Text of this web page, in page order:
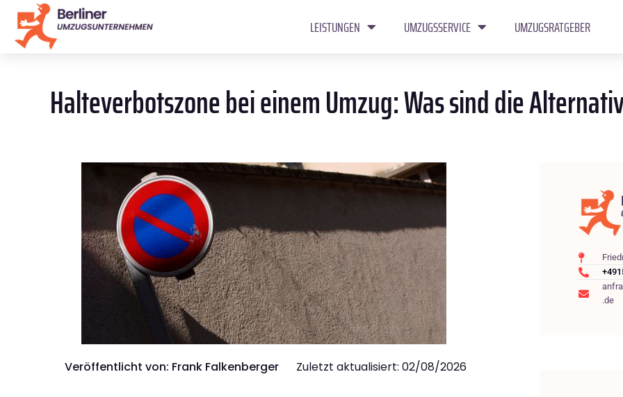
LEISTUNGEN UMZUGSSERVICE UMZUGSRATGEBER
Halteverbotszone bei einem Umzug: Was sind die
Veröffentlicht von: Frank Falkenberger Zuletzt aktualisiert: 02/08/2026
.de